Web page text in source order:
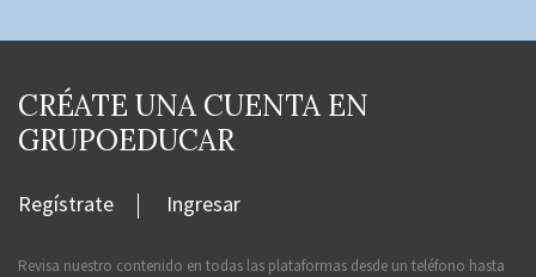
CRÉATE UNA CUENTA EN
GRUPOEDUCAR
Regístrate Ingresar
Revisa nuestro contenido en todas las plataformas desde un teléfono hasta